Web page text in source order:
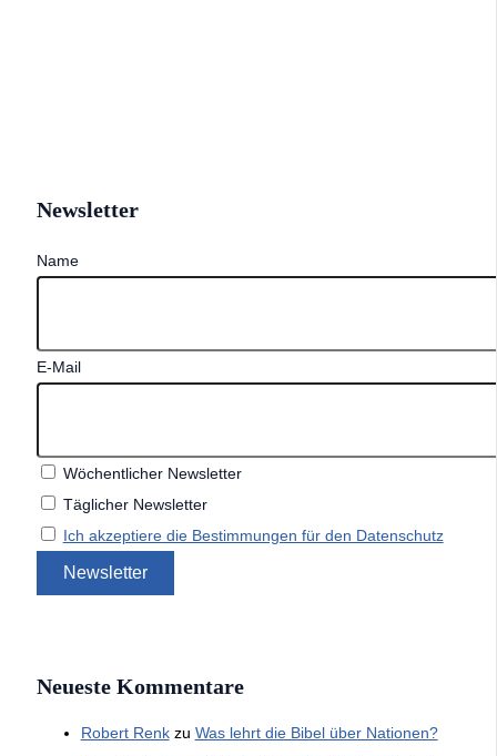
Newsletter
Name
E-Mail
Wöchentlicher Newsletter
Täglicher Newsletter
Ich akzeptiere die Bestimmungen für den Datenschutz
Neueste Kommentare
Robert Renkzu Was lehrt die Bibel über Nationen?